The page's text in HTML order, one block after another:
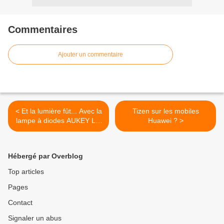
Commentaires
Ajouter un commentaire
< Et la lumière fût... Avec la
lampe à diodes AUKEY LT-
T9
Tizen sur les mobiles
Huawei ? >
Hébergé par Overblog
Top articles
Pages
Contact
Signaler un abus